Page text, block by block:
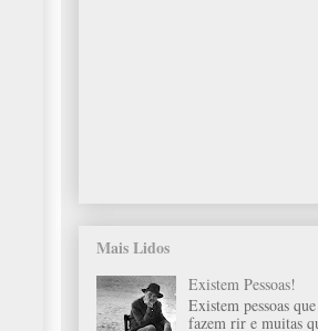
Mais Lidos
Existem Pessoas!
Existem pessoas
fazem rir e muitas